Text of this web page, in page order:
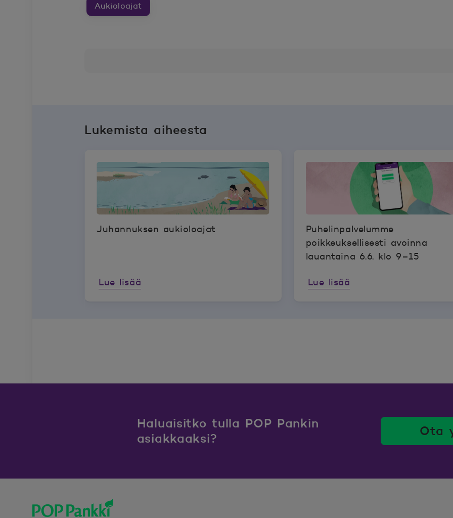
Aukioloajat
Lukemista aiheesta
Juhannuksen aukioloajat
Lue lisää
Puhelinpalvelumme
poikkeuksellisesti avoinna
lauantaina 6.6. klo 9–15
Lue lisää
Haluaisitko tulla POP Pankin
asiakkaaksi?
Ota